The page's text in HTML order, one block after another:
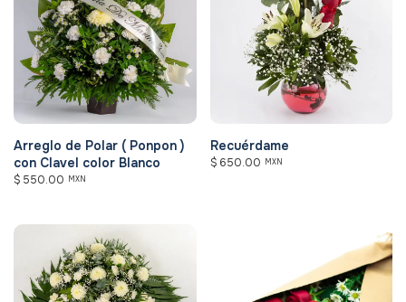
Arreglo de Polar ( Ponpon )
con Clavel color Blanco
$ 550.00 MXN
Recuérdame
$ 650.00 MXN